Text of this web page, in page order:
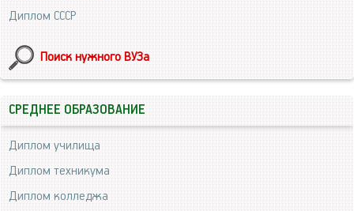
Диплом СССР
Поиск нужного ВУЗа
СРЕДНЕЕ ОБРАЗОВАНИЕ
Диплом училища
Диплом техникума
Диплом колледжа